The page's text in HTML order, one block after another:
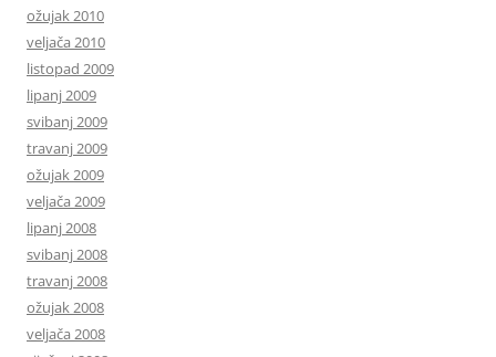
ožujak 2010
veljača 2010
listopad 2009
lipanj 2009
svibanj 2009
travanj 2009
ožujak 2009
veljača 2009
lipanj 2008
svibanj 2008
travanj 2008
ožujak 2008
veljača 2008